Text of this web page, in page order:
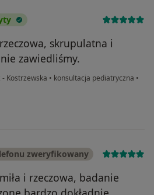
skrupulatna i
zawiedliśmy.
- Kostrzewska • konsultacja pediatryczna •
zweryfikowany
i rzeczowa, badanie